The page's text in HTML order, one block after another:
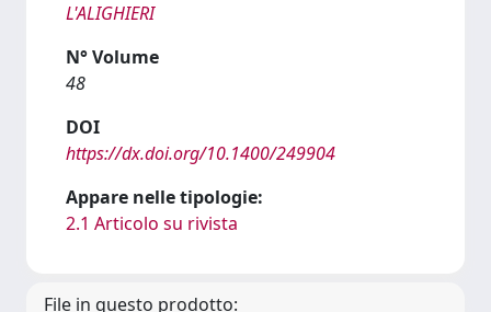
L'ALIGHIERI
N° Volume
48
DOI
https://dx.doi.org/10.1400/249904
Appare nelle tipologie:
2.1 Articolo su rivista
File in questo prodotto: